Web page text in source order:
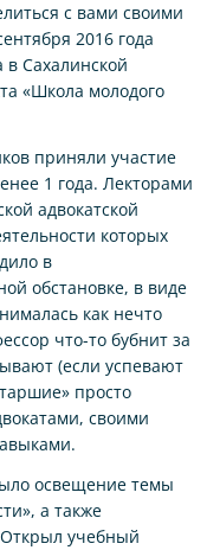
с вами своими
2016 года
в Сахалинской
«Школа молодого
приняли участие
1 года. Лекторами
адвокатской
которых
в
обстановке, в виде
как нечто
что-то бубнит за
(если успевают
просто
своими
освещение темы
а также
учебный